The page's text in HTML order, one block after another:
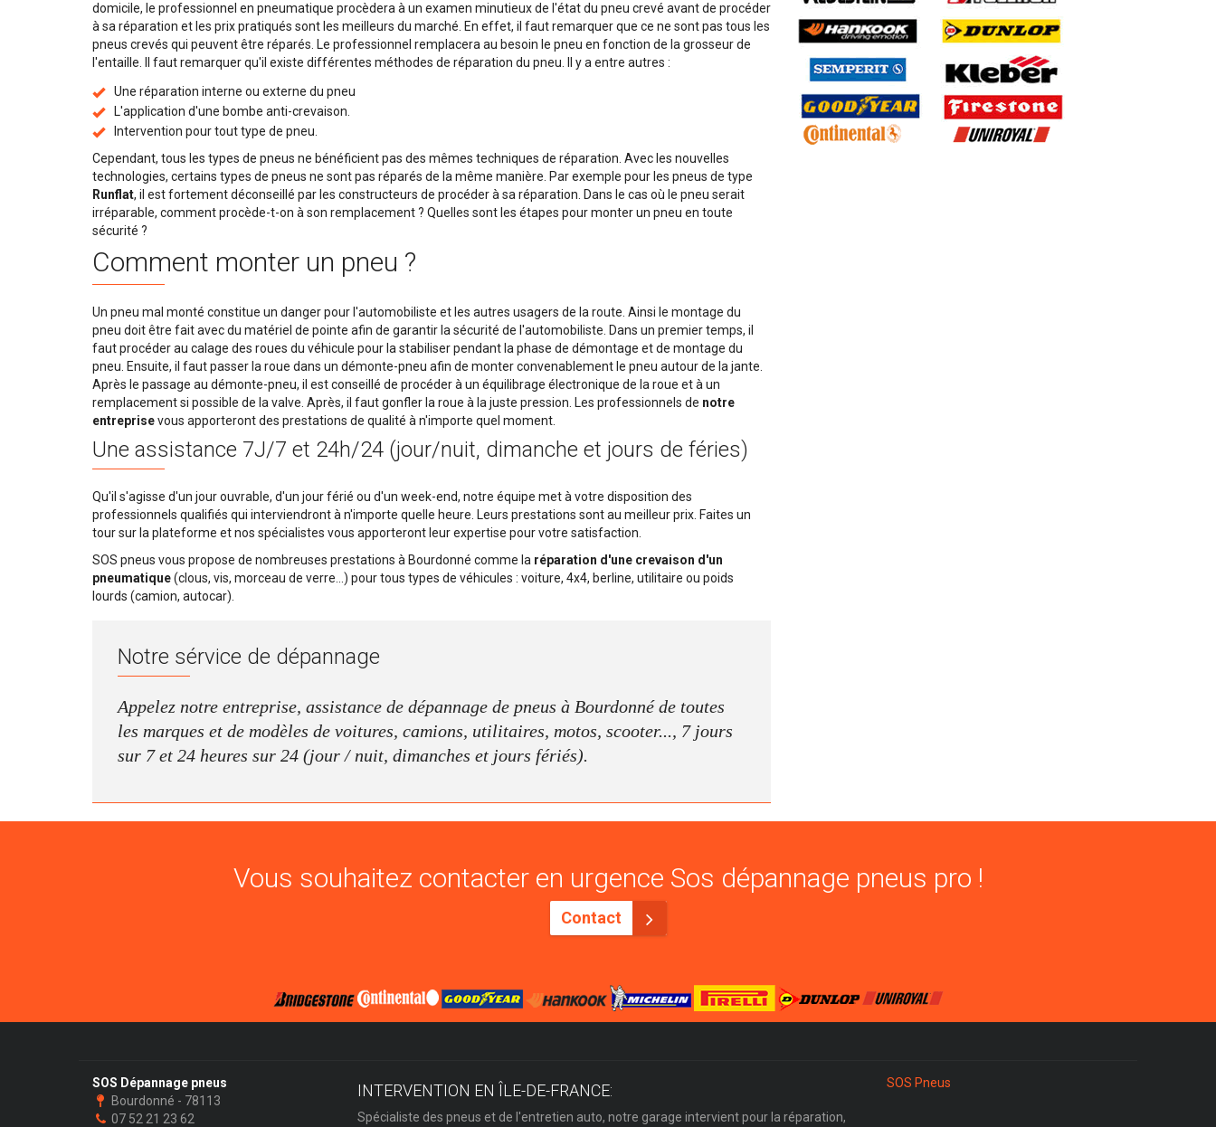
domicile, le professionnel en pneumatique procèdera à un examen minutieux de l'état du pneu crevé avant de procéder
à sa réparation et les prix pratiqués sont les meilleurs du marché. En effet, il faut remarquer que ce ne sont pas tous les
pneus crevés qui peuvent être réparés. Le professionnel remplacera au besoin le pneu en fonction de la grosseur de
l'entaille. Il faut remarquer qu'il existe différentes méthodes de réparation du pneu. Il y a entre autres :
Une réparation interne ou externe du pneu
L'application d'une bombe anti-crevaison.
Intervention pour tout type de pneu.
Cependant, tous les types de pneus ne bénéficient pas des mêmes techniques de réparation. Avec les nouvelles
technologies, certains types de pneus ne sont pas réparés de la même manière. Par exemple pour les pneus de type
Runflat, il est fortement déconseillé par les constructeurs de procéder à sa réparation. Dans le cas où le pneu serait
irréparable, comment procède-t-on à son remplacement ? Quelles sont les étapes pour monter un pneu en toute
sécurité ?
Comment monter un pneu ?
Un pneu mal monté constitue un danger pour l'automobiliste et les autres usagers de la route. Ainsi le montage du
pneu doit être fait avec du matériel de pointe afin de garantir la sécurité de l'automobiliste. Dans un premier temps, il
faut procéder au calage des roues du véhicule pour la stabiliser pendant la phase de démontage et de montage du
pneu. Ensuite, il faut passer la roue dans un démonte-pneu afin de monter convenablement le pneu autour de la jante.
Après le passage au démonte-pneu, il est conseillé de procéder à un équilibrage électronique de la roue et à un
remplacement si possible de la valve. Après, il faut gonfler la roue à la juste pression. Les professionnels de notre
entreprisevous apporteront des prestations de qualité à n'importe quel moment.
Une assistance 7J/7 et 24h/24 (jour/nuit, dimanche et jours de féries)
Qu'il s'agisse d'un jour ouvrable, d'un jour férié ou d'un week-end, notre équipe met à votre disposition des
professionnels qualifiés qui interviendront à n'importe quelle heure. Leurs prestations sont au meilleur prix. Faites un
tour sur la plateforme et nos spécialistes vous apporteront leur expertise pour votre satisfaction.
SOS pneus vous propose de nombreuses prestations à Bourdonné comme la réparation d'une crevaison d'un
pneumatique(clous, vis, morceau de verre...) pour tous types de véhicules : voiture, 4x4, berline, utilitaire ou poids
lourds (camion, autocar).
Notre sérvice de dépannage
Appelez notre entreprise, assistance de dépannage de pneus à Bourdonné de toutes
les marques et de modèles de voitures, camions, utilitaires, motos, scooter..., 7 jours
sur 7 et 24 heures sur 24 (jour / nuit, dimanches et jours fériés).
Vous souhaitez contacter en urgence Sos dépannage pneus pro !
Contact
SOS Dépannage pneus
Bourdonné - 78113
07 52 21 23 62
INTERVENTION EN ÎLE-DE-FRANCE:
Spécialiste des pneus et de l'entretien auto, notre garage intervient pour la réparation,
SOS Pneus